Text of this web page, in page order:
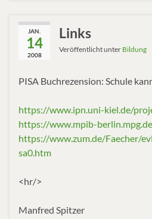
JAN.
14
2008
Links
Veröffentlicht unter Bildung
PISA Buchrezension: Schule
https://www.ipn.uni-kiel.de/
https://www.mpib-
https://www.zum.de/Faecher/
sa0.htm
<hr/>
Manfred Spitzer